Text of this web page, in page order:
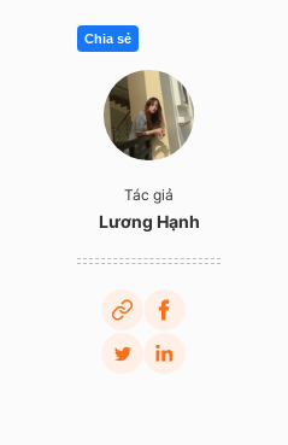
Chia sẻ
Tác giả
Lương Hạnh